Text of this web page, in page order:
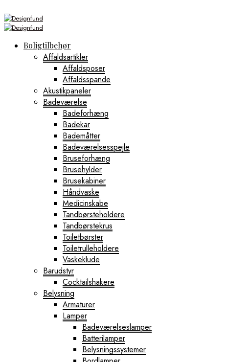
Boligtilbehør
Affaldsartikler
Affaldsposer
Affaldsspande
Akustikpaneler
Badeværelse
Badeforhæng
Badekar
Bademåtter
Badeværelsesspejle
Bruseforhæng
Brusehylder
Brusekabiner
Håndvaske
Medicinskabe
Tandbørsteholdere
Tandbørstekrus
Toiletbørster
Toiletrulleholdere
Vaskeklude
Barudstyr
Cocktailshakere
Belysning
Armaturer
Lamper
Badeværelseslamper
Batterilamper
Belysningssystemer